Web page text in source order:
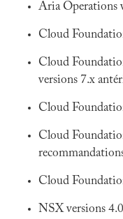
Aria Operations
Cloud
Cloud
versions 7.x
Cloud
Cloud
Cloud
NSX versions